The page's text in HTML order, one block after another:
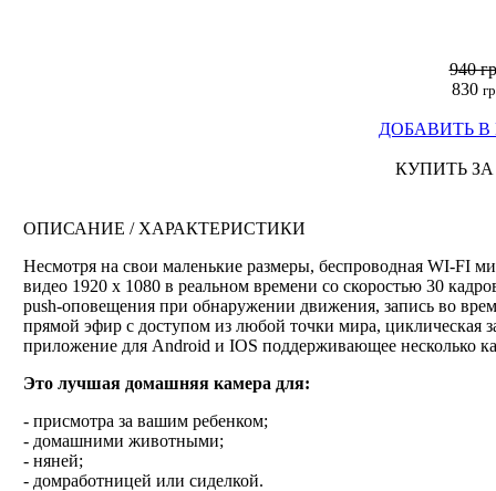
940
830
ДОБАВИТЬ В
КУПИТЬ
ОПИСАНИЕ / ХАРАКТЕРИСТИКИ
Несмотря на свои маленькие размеры, беспроводная WI-FI
видео 1920 х 1080 в реальном времени со скоростью 30
push-оповещения при обнаружении движения, запись во
прямой эфир с доступом из любой точки мира, циклическая
приложение для Android и IOS поддерживающее несколько
Это лучшая домашняя камера для:
- присмотра за вашим ребенком;
- домашними животными;
- няней;
- домработницей или сиделкой.